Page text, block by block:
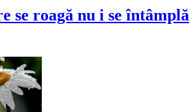
se roagă nu i se întâmplă